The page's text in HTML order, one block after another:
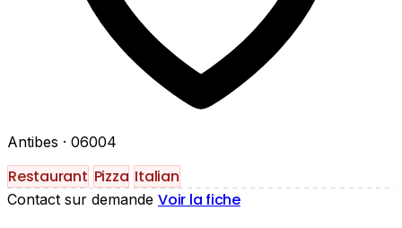
Antibes · 06004
Restaurant Pizza Italian
Contact sur demande Voir la fiche